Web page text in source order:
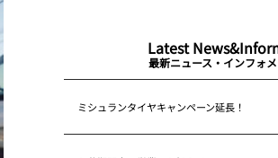
Latest
最新ニュース・インフォ
ミシュランタイヤキャンペーン延長！